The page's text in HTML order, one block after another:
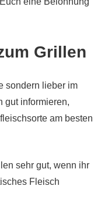
Grillen
sondern lieber im
gut informieren,
am besten
sehr gut, wenn ihr
Fleisch